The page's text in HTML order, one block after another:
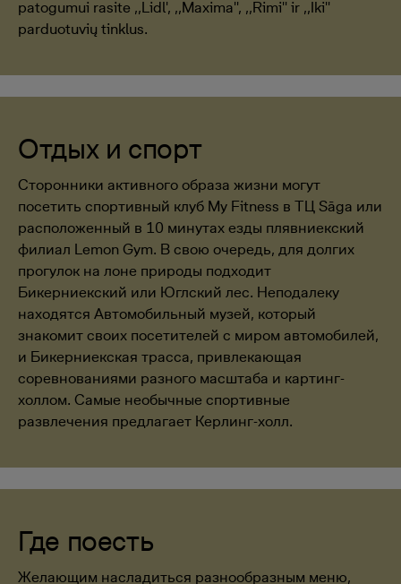
patogumui rasite ,,Lidl', ,,Maxima'', ,,Rimi'' ir ,,Iki''
parduotuvių tinklus.
Отдых и спорт
Сторонники активного образа жизни могут
посетить спортивный клуб My Fitness в ТЦ Sāga или
расположенный в 10 минутах езды плявниекский
филиал Lemon Gym. В свою очередь, для долгих
прогулок на лоне природы подходит
Бикерниекский или Юглский лес. Неподалеку
находятся Автомобильный музей, который
знакомит своих посетителей с миром автомобилей,
и Бикерниекская трасса, привлекающая
соревнованиями разного масштаба и картинг-
холлом. Самые необычные спортивные
развлечения предлагает Керлинг-холл.
Где поесть
Желающим насладиться разнообразным меню,